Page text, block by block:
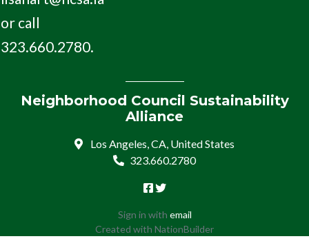
or call
323.660.2780.
Neighborhood Council Sustainability
Alliance
Los Angeles, CA, United States
323.660.2780
Sign in with email
Created with NationBuilder